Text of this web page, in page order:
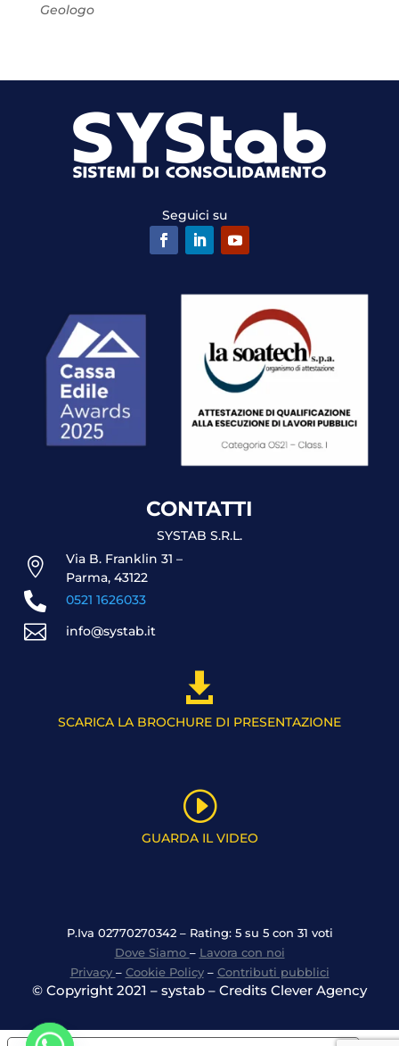
Geologo
Seguici su
CONTATTI
SYSTAB S.R.L.

Via B. Franklin 31 –
Parma, 43122
 0521 1626033
 info@systab.it

SCARICA LA BROCHURE DI PRESENTAZIONE
I
GUARDA IL VIDEO
P.Iva 02770270342 – Rating: 5 su 5 con 31 voti
Dove Siamo – Lavora con noi
Privacy – Cookie Policy– Contributi pubblici
© Copyright 2021 – systab – Credits Clever Agency